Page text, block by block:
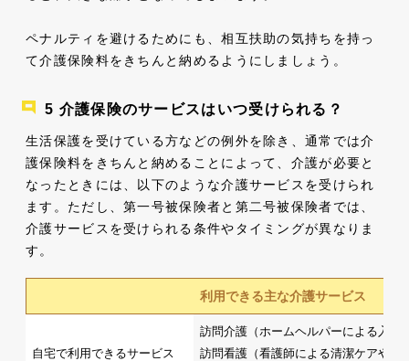
ペナルティを避けるためにも、相互扶助の気持ちを持っ
て介護保険料をきちんと納めるようにしましょう。
介護保険のサービスはいつ受けられる？
生活保護を受けている方などの例外を除き、通常では介
護保険料をきちんと納めることによって、介護が必要と
なったときには、以下のような介護サービスを受けられ
ます。ただし、第一号被保険者と第二号被保険者では、
介護サービスを受けられる条件やタイミングが異なりま
す。
利用できる主な介護サービス
自宅で利用できるサービス
訪問介護（ホームヘルパーによる入浴
訪問看護（看護師による清潔ケアや医